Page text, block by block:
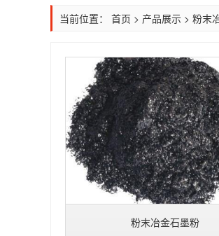
当前位置： 首页 > 产品展示 > 粉末
粉末冶金石墨粉